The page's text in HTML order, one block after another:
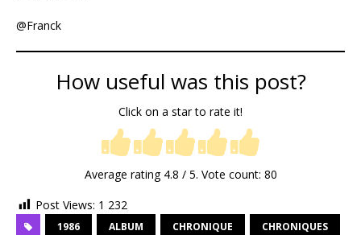
@Franck
How useful was this post?
Click on a star to rate it!
Average rating 4.8 / 5. Vote count: 80
Post Views: 1 232
1986 ALBUM CHRONIQUE CHRONIQUES